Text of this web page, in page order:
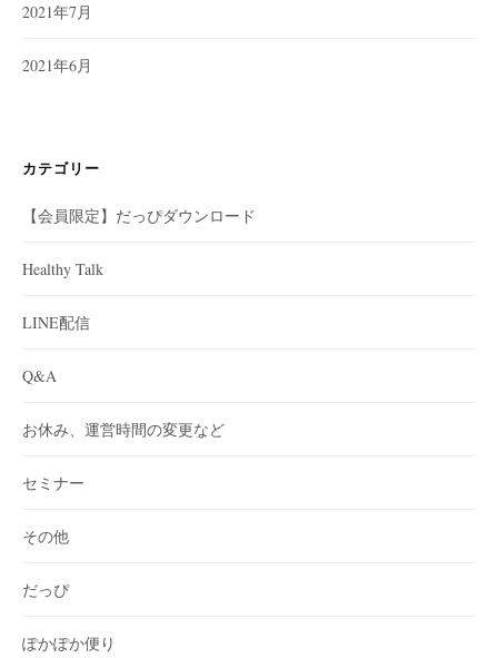
2021年7月
2021年6月
カテゴリー
【会員限定】だっぴダウンロード
Healthy Talk
LINE配信
Q&A
お休み、運営時間の変更など
セミナー
その他
だっぴ
ぽかぽか便り